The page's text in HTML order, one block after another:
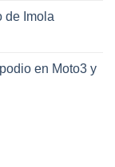
de Imola
en Moto3 y